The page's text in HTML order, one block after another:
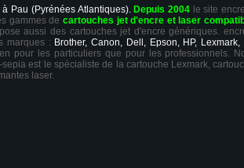
Pau (Pyrénées Atlantiques). Depuis 2004 le site
gammes decartouches jet d'encre et laser
aussi des cartouches jet d'encre génériques.
marques : Brother, Canon, Dell, Epson, HP,
pour les particuliers que pour les professionnels.
sepia est le spécialiste de la cartouche Lexmark,
laser.